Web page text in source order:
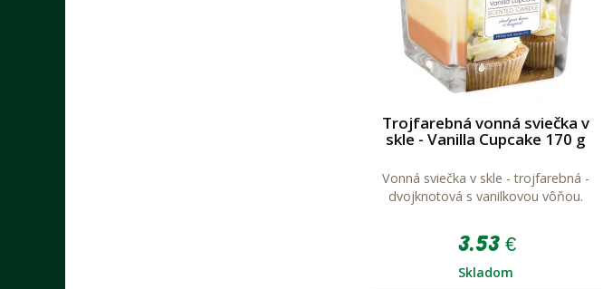
Trojfarebná vonná sviečka v
skle - Vanilla Cupcake 170 g
Vonná sviečka v skle - trojfarebná -
dvojknotová s vanilkovou vôňou.
3.53 €
Skladom